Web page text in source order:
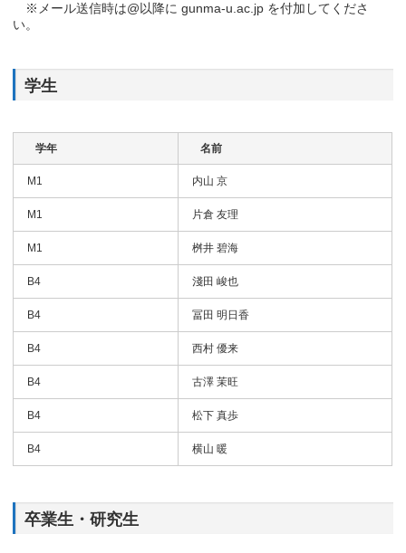
※メール送信時は@以降に gunma-u.ac.jp を付加してくださ
い。
学生
学年 名前
M1 内山 京
M1 片倉 友理
M1 桝井 碧海
B4 淺田 峻也
B4 冨田 明日香
B4 西村 優来
B4 古澤 茉旺
B4 松下 真歩
B4 横山 暖
卒業生・研究生